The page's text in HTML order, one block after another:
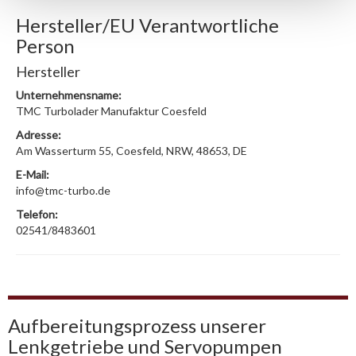
Hersteller/EU Verantwortliche
Person
Hersteller
Unternehmensname:
TMC Turbolader Manufaktur Coesfeld
Adresse:
Am Wasserturm 55, Coesfeld, NRW, 48653, DE
E-Mail:
info@tmc-turbo.de
Telefon:
02541/8483601
Aufbereitungsprozess unserer
Lenkgetriebe und Servopumpen